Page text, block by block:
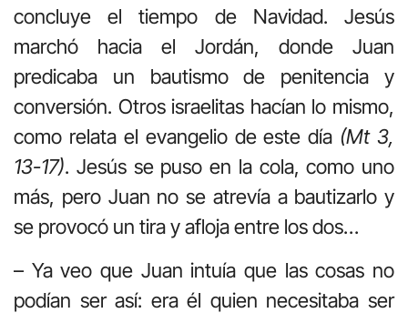
concluye el tiempo de Navidad. Jesús
marchó hacia el Jordán, donde Juan
predicaba un bautismo de penitencia y
conversión. Otros israelitas hacían lo mismo,
como relata el evangelio de este día (Mt 3,
13-17). Jesús se puso en la cola, como uno
más, pero Juan no se atrevía a bautizarlo y
se provocó un tira y afloja entre los dos…
– Ya veo que Juan intuía que las cosas no
podían ser así: era él quien necesitaba ser